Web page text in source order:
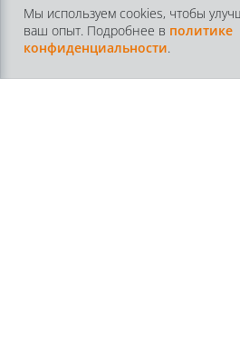
ваш опыт. Подробнее в политике
конфиденциальности
Доставка и Оплата
Статьи